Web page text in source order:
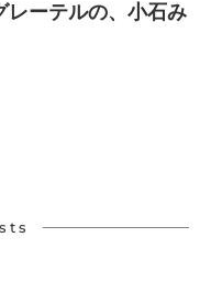
レーテルの、小石み